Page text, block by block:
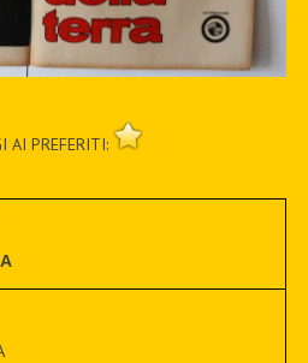
AI PREFERITI: